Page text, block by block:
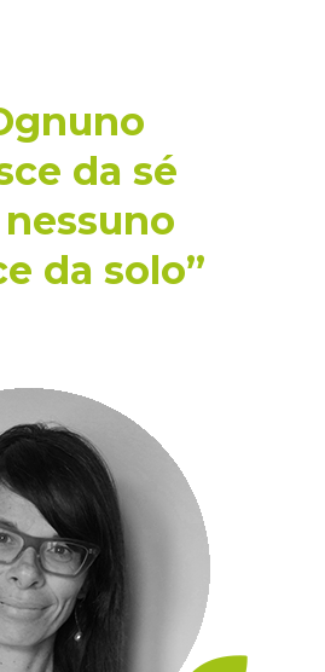
da sé
da solo”